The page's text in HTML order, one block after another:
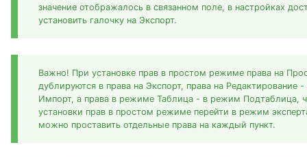
значение отображалось в связанном поле, в настройках
установить галочку на Экспорт.
Важно! При установке прав в простом режиме права на
дублируются в права на Экспорт, права на Редактирование
Импорт, а права в режиме Таблица - в режим Подтаблица,
установки прав в простом режиме перейти в режим
можно проставить отдельные права на каждый пункт.